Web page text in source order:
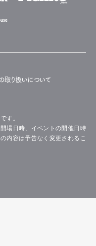
取り扱いについて
す。
場日時、イベントの開催日時
内容は予告なく変更されるこ